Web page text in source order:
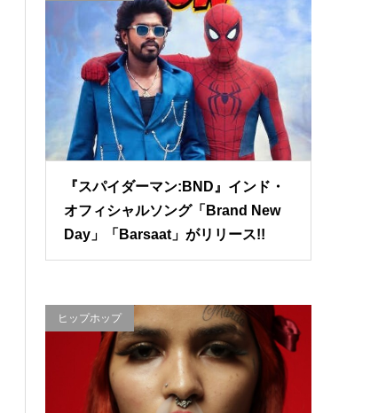
『スパイダーマン:BND』インド・
オフィシャルソング「Brand New
Day」「Barsaat」がリリース!!
ヒップホップ